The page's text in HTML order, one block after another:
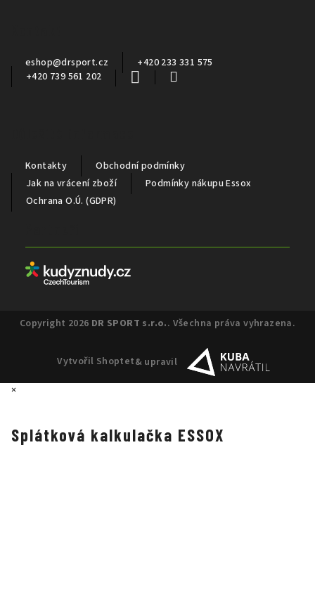
eshop@drsport.cz
+420 233 331 575
+420 739 561 202
Kontakty
Obchodní podmínky
Jak na vrácení zboží
Podmínky nákupu Essox
Ochrana O.Ú. (GDPR)
Copyright 2026 DR SPORT s.r.o.. Všechna práva vyhrazena.
Vytvořil Shoptet& upravil
×
Splátková kalkulačka ESSOX